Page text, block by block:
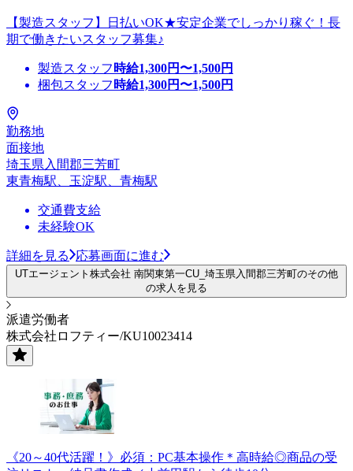
【製造スタッフ】日払いOK★安定企業でしっかり稼ぐ！長
期で働きたいスタッフ募集♪
製造スタッフ 時給1,300円〜1,500円
梱包スタッフ 時給1,300円〜1,500円
勤務地
面接地
埼玉県入間郡三芳町
東青梅駅、玉淀駅、青梅駅
交通費支給
未経験OK
詳細を見る 応募画面に進む
UTエージェント株式会社 南関東第一CU_埼玉県入間郡三芳町のその他
の求人を見る
派遣労働者
株式会社ロフティー/KU10023414
《20～40代活躍！》必須：PC基本操作＊高時給◎商品の受